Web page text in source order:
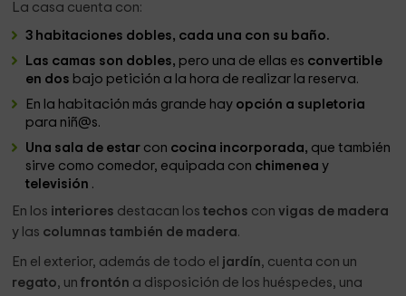
La casa cuenta con:
3 habitaciones dobles, cada una con su baño.
Las camas son dobles, pero una de ellas es convertible
en dos bajo petición a la hora de realizar la reserva.
En la habitación más grande hay opción a supletoria
para niñ@s.
Una sala de estar con cocina incorporada, que también
sirve como comedor, equipada con chimeneay
televisión .
En los interiores destacan lostechos convigas de madera
y las columnas también de madera.
En el exterior, además de todo el jardín, cuenta con un
regato, unfrontón a disposición de los huéspedes, una